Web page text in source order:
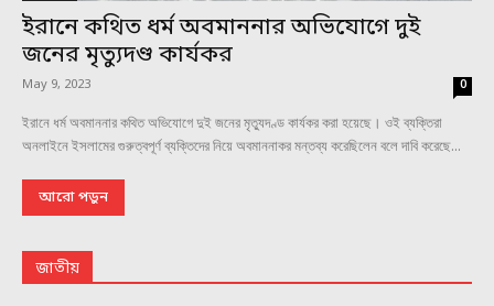
ইরানে কথিত ধর্ম অবমাননার অভিযোগে দুই
জনের মৃত্যুদণ্ড কার্যকর
May 9, 2023 0
ইরানে ধর্ম অবমাননার কথিত অভিযোগে দুই জনের মৃত্যুদণ্ড কার্যকর করা হয়েছে। ওই ব্যক্তিরা
অনলাইনে ইসলামের গুরুত্বপূর্ণ ব্যক্তিদের নিয়ে অবমাননাকর মন্তব্য করেছিলেন বলে দাবি করেছে...
আরো পড়ুন
জাতীয়